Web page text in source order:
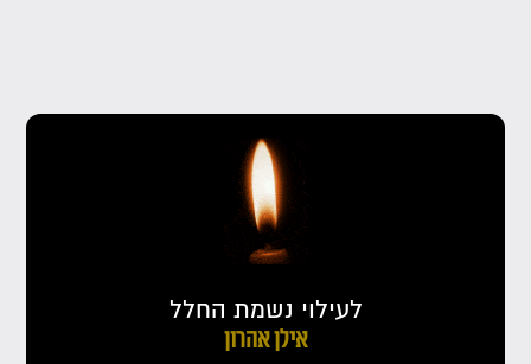
לעילוי נשמת החלל
אילן אהרון